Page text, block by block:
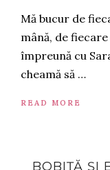
Mă bucur de
mână, de
împreună cu
cheamă să …
READ MORE
BOBIȚĂ ȘI